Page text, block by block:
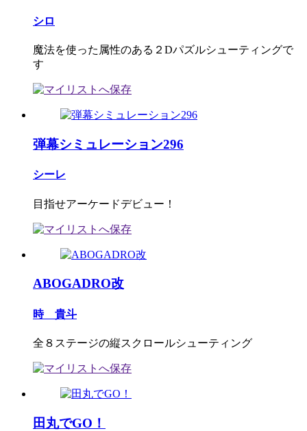
シロ
魔法を使った属性のある２Dパズルシューティングで
す
弾幕シミュレーション296
シーレ
目指せアーケードデビュー！
ABOGADRO改
時 貴斗
全８ステージの縦スクロールシューティング
田丸でGO！